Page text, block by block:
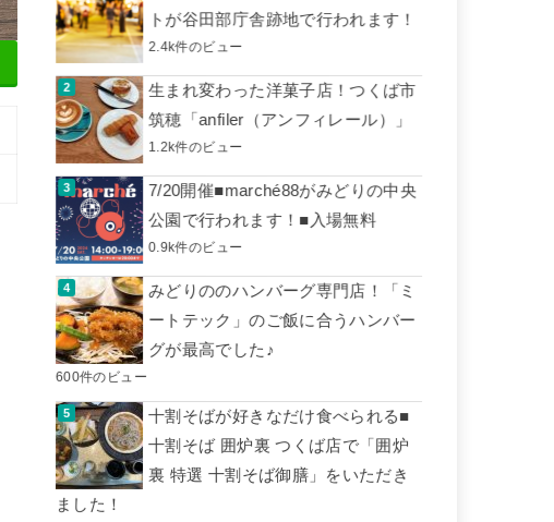
トが谷田部庁舎跡地で行われます！
2.4k件のビュー
生まれ変わった洋菓子店！つくば市
筑穂「anfiler（アンフィレール）」
1.2k件のビュー
7/20開催■marché88がみどりの中央
公園で行われます！■入場無料
0.9k件のビュー
みどりののハンバーグ専門店！「ミ
ートテック」のご飯に合うハンバー
グが最高でした♪
600件のビュー
十割そばが好きなだけ食べられる■
十割そば 囲炉裏 つくば店で「囲炉
裏 特選 十割そば御膳」をいただき
ました！